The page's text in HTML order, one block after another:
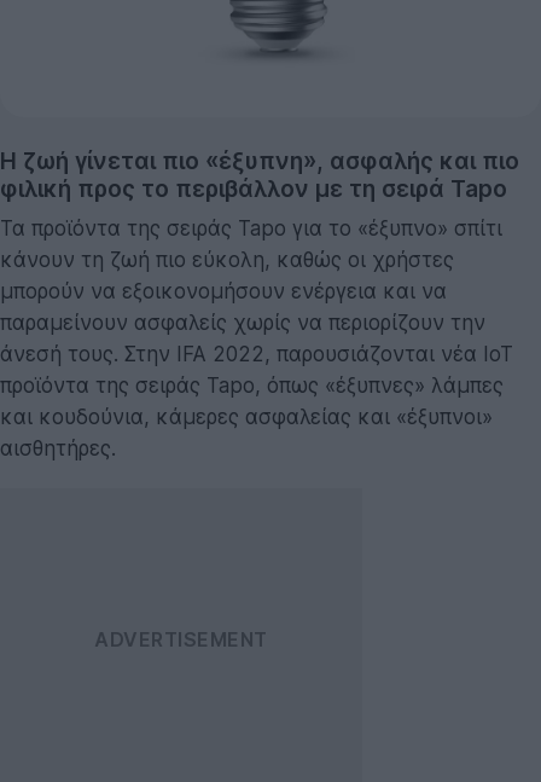
Η ζωή γίνεται πιο «έξυπνη», ασφαλής και πιο
φιλική προς το περιβάλλον με τη σειρά Tapo
Τα προϊόντα της σειράς Tapo για το «έξυπνο» σπίτι
κάνουν τη ζωή πιο εύκολη, καθώς οι χρήστες
μπορούν να εξοικονομήσουν ενέργεια και να
παραμείνουν ασφαλείς χωρίς να περιορίζουν την
άνεσή τους. Στην IFA 2022, παρουσιάζονται νέα IoT
προϊόντα της σειράς Tapo, όπως «έξυπνες» λάμπες
και κουδούνια, κάμερες ασφαλείας και «έξυπνοι»
αισθητήρες.